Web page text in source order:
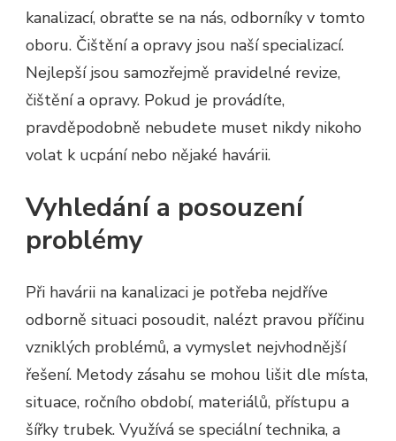
kanalizací, obraťte se na nás, odborníky v tomto
oboru. Čištění a opravy jsou naší specializací.
Nejlepší jsou samozřejmě pravidelné revize,
čištění a opravy. Pokud je provádíte,
pravděpodobně nebudete muset nikdy nikoho
volat k ucpání nebo nějaké havárii.
Vyhledání a posouzení
problémy
Při havárii na kanalizaci je potřeba nejdříve
odborně situaci posoudit, nalézt pravou příčinu
vzniklých problémů, a vymyslet nejvhodnější
řešení. Metody zásahu se mohou lišit dle místa,
situace, ročního období, materiálů, přístupu a
šířky trubek. Využívá se speciální technika, a